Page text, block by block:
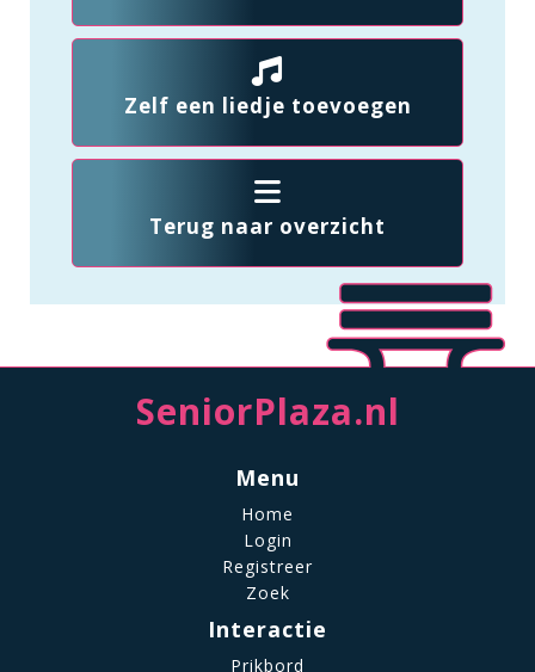
Zelf een liedje toevoegen
Terug naar overzicht
SeniorPlaza.nl
Menu
Home
Login
Registreer
Zoek
Interactie
Prikbord